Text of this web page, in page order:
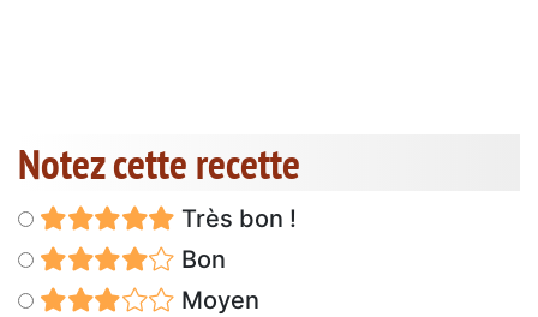
Notez cette recette
Très bon !
Bon
Moyen